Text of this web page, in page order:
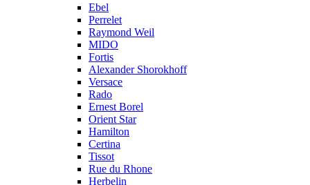
Ebel
Perrelet
Raymond Weil
MIDO
Fortis
Alexander Shorokhoff
Versace
Rado
Ernest Borel
Orient Star
Hamilton
Certina
Tissot
Rue du Rhone
Herbelin